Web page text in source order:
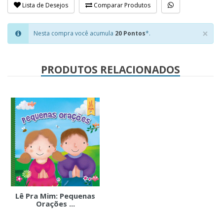
Lista de Desejos Comparar Produtos
×
Nesta compra você acumula 20 Pontos*.
PRODUTOS RELACIONADOS
Lê Pra Mim: Pequenas
Orações ...